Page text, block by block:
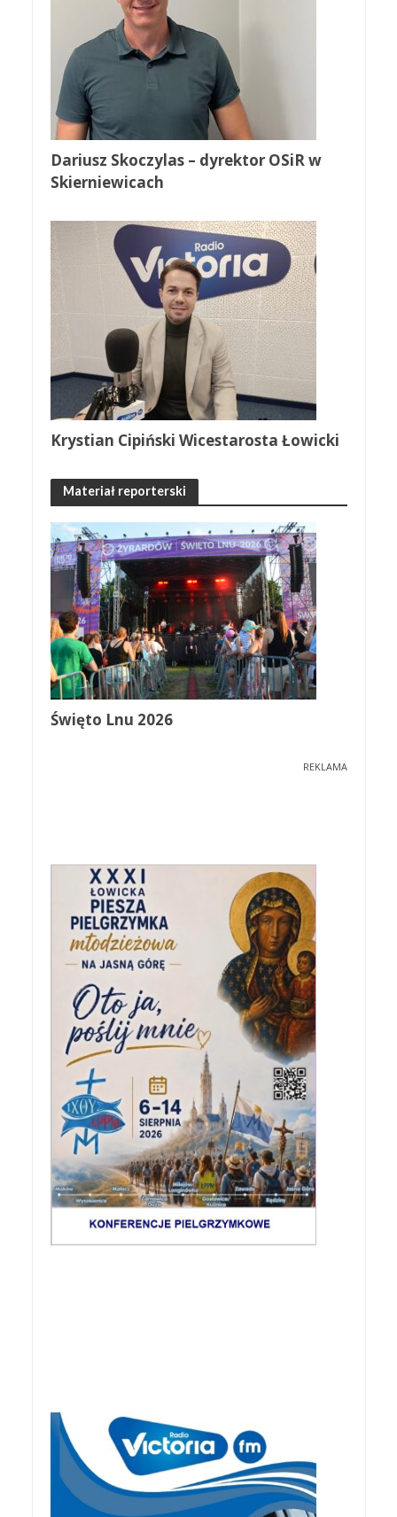
Dariusz Skoczylas – dyrektor OSiR w
Skierniewicach
Krystian Cipiński Wicestarosta Łowicki
Materiał reporterski
Święto Lnu 2026
REKLAMA